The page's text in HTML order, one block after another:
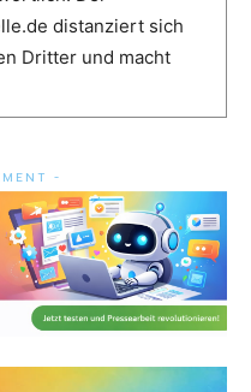
distanziert sich
Dritter und macht
-